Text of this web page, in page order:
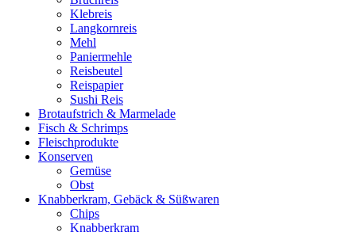
Klebreis
Langkornreis
Mehl
Paniermehle
Reisbeutel
Reispapier
Sushi Reis
Brotaufstrich & Marmelade
Fisch & Schrimps
Fleischprodukte
Konserven
Gemüse
Obst
Knabberkram, Gebäck & Süßwaren
Chips
Knabberkram